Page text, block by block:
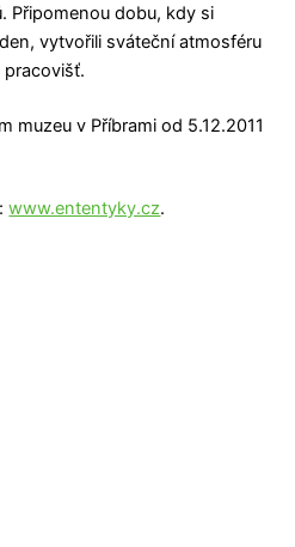
Připomenou dobu, kdy si
vytvořili sváteční atmosféru
muzeu v Příbrami od 5.12.2011
www.ententyky.cz.